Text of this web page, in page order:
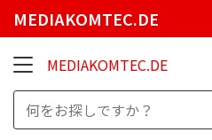
MEDIAKOMTEC.DE
MEDIAKOMTEC.DE